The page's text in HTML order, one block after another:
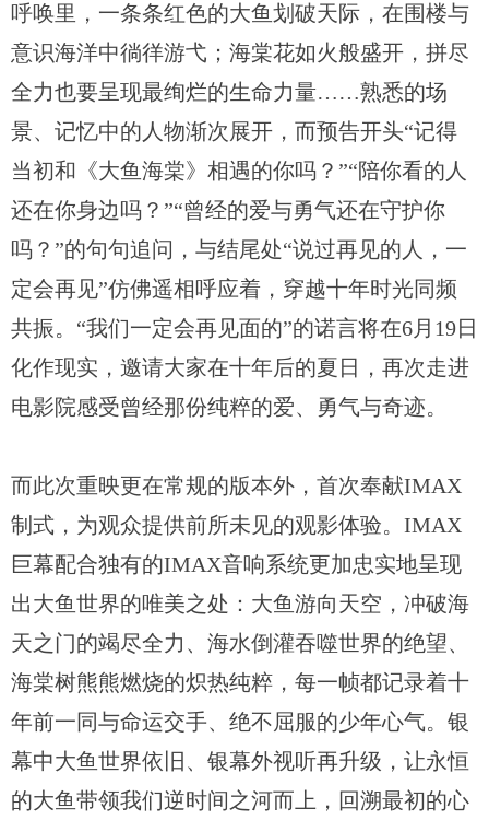
呼唤里，一条条红色的大鱼划破天际，在围楼与
意识海洋中徜徉游弋；海棠花如火般盛开，拼尽
全力也要呈现最绚烂的生命力量……熟悉的场
景、记忆中的人物渐次展开，而预告开头“记得
当初和《大鱼海棠》相遇的你吗？”“陪你看的人
还在你身边吗？”“曾经的爱与勇气还在守护你
吗？”的句句追问，与结尾处“说过再见的人，一
定会再见”仿佛遥相呼应着，穿越十年时光同频
共振。“我们一定会再见面的”的诺言将在6月19日
化作现实，邀请大家在十年后的夏日，再次走进
电影院感受曾经那份纯粹的爱、勇气与奇迹。
而此次重映更在常规的版本外，首次奉献IMAX
制式，为观众提供前所未见的观影体验。IMAX
巨幕配合独有的IMAX音响系统更加忠实地呈现
出大鱼世界的唯美之处：大鱼游向天空，冲破海
天之门的竭尽全力、海水倒灌吞噬世界的绝望、
海棠树熊熊燃烧的炽热纯粹，每一帧都记录着十
年前一同与命运交手、绝不屈服的少年心气。银
幕中大鱼世界依旧、银幕外视听再升级，让永恒
的大鱼带领我们逆时间之河而上，回溯最初的心